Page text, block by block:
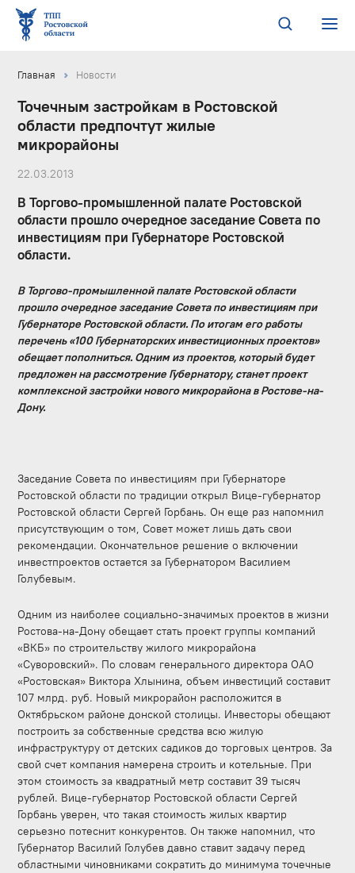
Главная Новости
Точечным застройкам в Ростовской
области предпочтут жилые
микрорайоны
22.03.2013
В Торгово-промышленной палате Ростовской
области прошло очередное заседание Совета по
инвестициям при Губернаторе Ростовской
области.
В Торгово-промышленной палате Ростовской области
прошло очередное заседание Совета по инвестициям при
Губернаторе Ростовской области. По итогам его работы
перечень «100 Губернаторских инвестиционных проектов»
обещает пополниться. Одним из проектов, который будет
предложен на рассмотрение Губернатору, станет проект
комплексной застройки нового микрорайона в Ростове-на-
Дону.
Заседание Совета по инвестициям при Губернаторе
Ростовской области по традиции открыл Вице-губернатор
Ростовской области Сергей Горбань. Он еще раз напомнил
присутствующим о том, Совет может лишь дать свои
рекомендации. Окончательное решение о включении
инвестпроектов остается за Губернатором Василием
Голубевым.
Одним из наиболее социально-значимых проектов в жизни
Ростова-на-Дону обещает стать проект группы компаний
«ВКБ» по строительству жилого микрорайона
«Суворовский». По словам генерального директора ОАО
«Ростовская» Виктора Хлынина, объем инвестиций составит
107 млрд. руб. Новый микрорайон расположится в
Октябрьском районе донской столицы. Инвесторы обещают
построить за собственные средства всю жилую
инфраструктуру от детских садиков до торговых центров. За
свой счет компания намерена строить и котельные. При
этом стоимость за квадратный метр составит 39 тысяч
рублей. Вице-губернатор Ростовской области Сергей
Горбань уверен, что такая стоимость жилых квартир
серьезно потеснит конкурентов. Он также напомнил, что
Губернатор Василий Голубев давно ставит задачу перед
областными чиновниками сократить до минимума точечные